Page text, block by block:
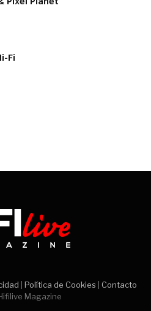
Fi
Política de Cookies
Contacto
Magazine